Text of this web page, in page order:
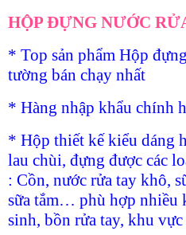
HỘP ĐỰNG NƯỚC
* Top sản phẩm Hộp
tường bán chạy nhất
* Hàng nhập khẩu chính
* Hộp thiết kế kiểu dáng
lau chùi, đựng được các
: Cồn, nước rửa tay khô,
sữa tắm… phù hợp nhiều
sinh, bồn rửa tay, khu vực